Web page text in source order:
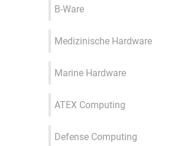
B-Ware
Medizinische Hardware
Marine Hardware
ATEX Computing
Defense Computing